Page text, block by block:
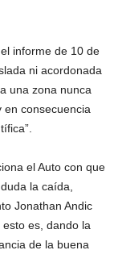
informe de 10 de
ni acordonada
una zona nunca
consecuencia
el Auto con que
la caída,
Jonathan Andic
es, dando la
de la buena